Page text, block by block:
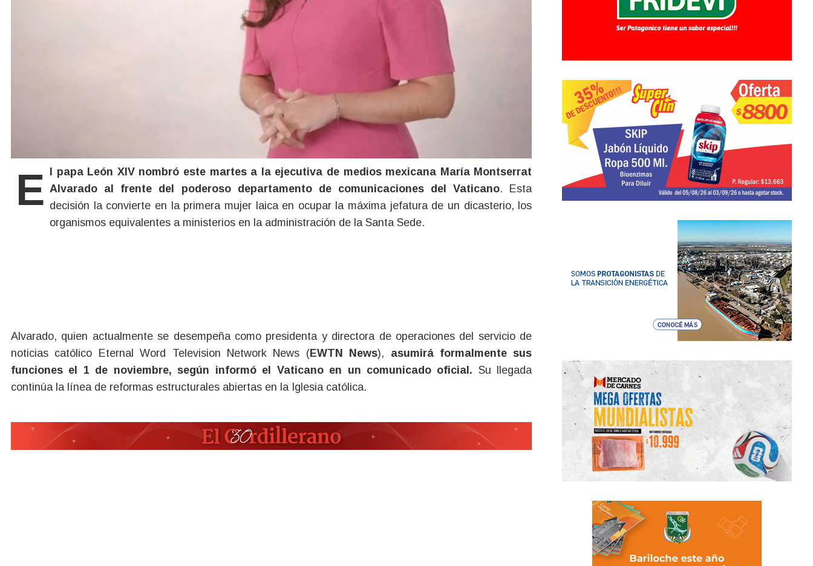
El papa León XIV nombró este martes a la ejecutiva de medios mexicana María Montserrat Alvarado al frente del poderoso departamento de comunicaciones del Vaticano. Esta
decisión la convierte en la primera mujer laica en ocupar la máxima jefatura de un dicasterio, los
organismos equivalentes a ministerios en la administración de la Santa Sede.
Alvarado, quien actualmente se desempeña como presidenta y directora de operaciones del servicio de
noticias católico Eternal Word Television Network News (EWTN News), asumirá formalmente sus
funciones el 1 de noviembre, según informó el Vaticano en un comunicado oficial. Su llegada
continúa la línea de reformas estructurales abiertas en la Iglesia católica.